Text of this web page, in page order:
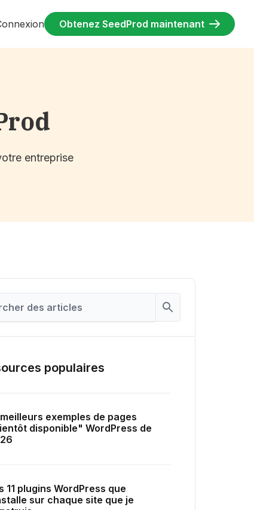
Obtenez SeedProd maintenant
entreprise
populaires
meilleurs exemples de pages
disponible" WordPress de
11 plugins WordPress que
sur chaque site que je